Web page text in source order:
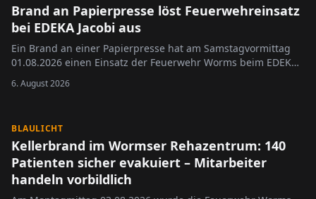
Brand an Papierpresse löst Feuerwehreinsatz
bei EDEKA Jacobi aus
Ein Brand an einer Papierpresse hat am Samstagvormittag
01.08.2026 einen Einsatz der Feuerwehr Worms beim EDEKA
6. August 2026
BLAULICHT
Kellerbrand im Wormser Rehazentrum: 140
Patienten sicher evakuiert – Mitarbeiter
handeln vorbildlich